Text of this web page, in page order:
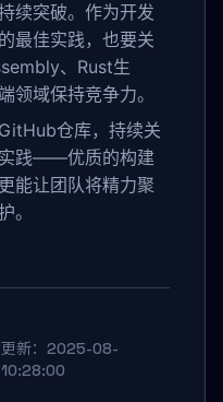
续突破。作为开发
最佳实践，也要关
、Rust生
领域保持竞争力。
仓库，持续关
践——优质的构建
能让团队将精力聚
。
新：2025-08-